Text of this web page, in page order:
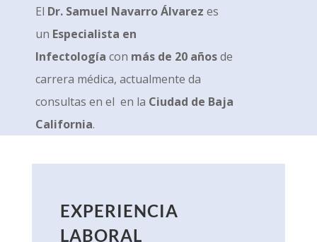
El Dr. Samuel Navarro Álvarez es
un Especialista en
Infectología con más de 20 añosde
carrera médica, actualmente da
consultas en el en la Ciudad de Baja
California.
EXPERIENCIA
LABORAL